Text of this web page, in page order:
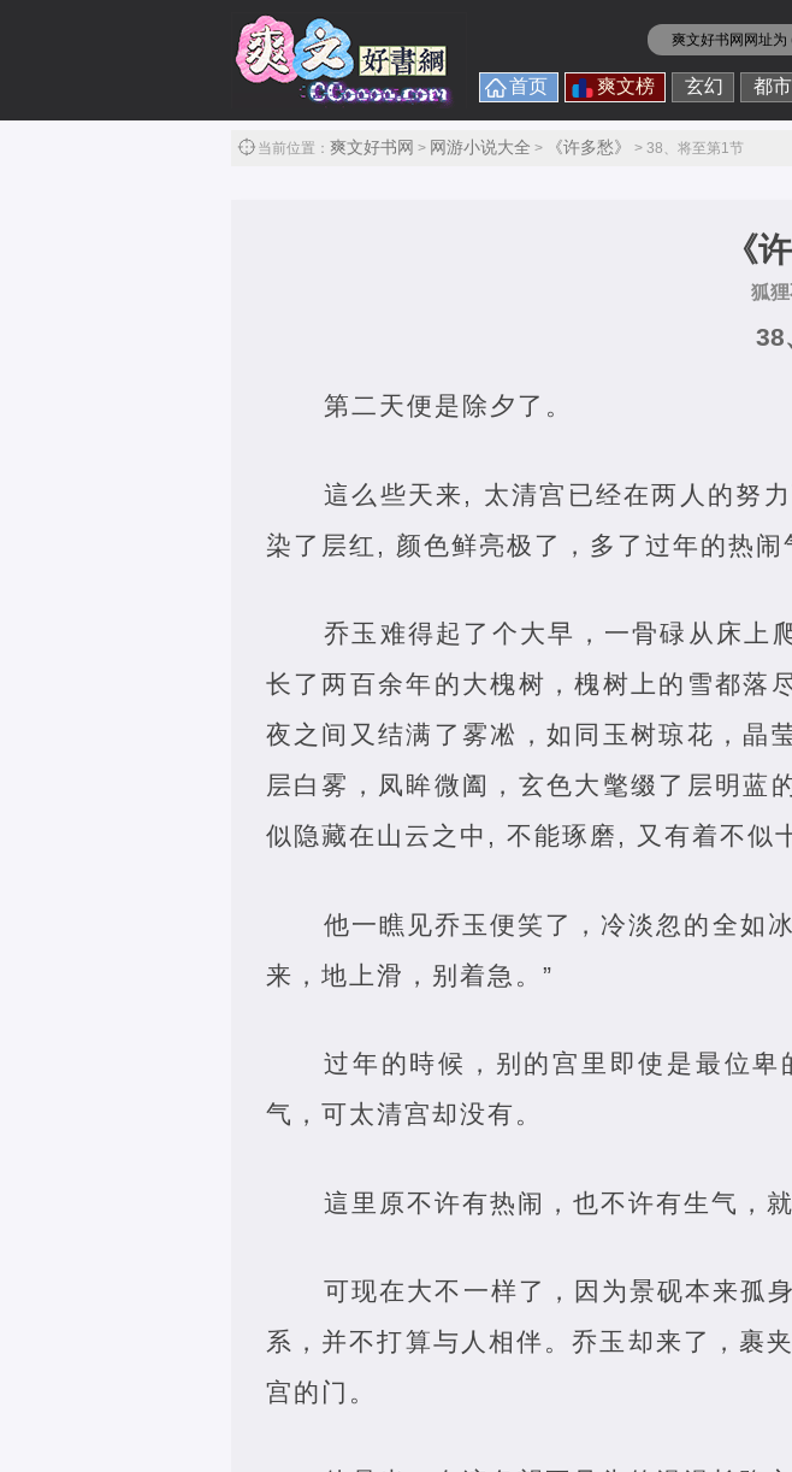
爽文好书网网址为
首页 爽文榜 玄幻 都市
当前位置： 爽文好书网 > 网游小说大全 > 《许多愁》 > 38、将至第1节
《
狐
38
第二天便是除夕了。
這么些天来, 太清宫已经在两人的努
染了层红, 颜色鲜亮极了，多了过年的热闹
乔玉难得起了个大早，一骨碌从床上
长了两百余年的大槐树，槐树上的雪都落
夜之间又结满了雾凇，如同玉树琼花，晶
层白雾，凤眸微阖，玄色大氅缀了层明蓝
似隐藏在山云之中, 不能琢磨, 又有着不似
他一瞧见乔玉便笑了，冷淡忽的全如
来，地上滑，别着急。”
过年的時候，别的宫里即使是最位
气，可太清宫却没有。
這里原不许有热闹，也不许有生气，
可现在大不一样了，因为景砚本来孤
系，并不打算与人相伴。乔玉却来了，裹
宫的门。